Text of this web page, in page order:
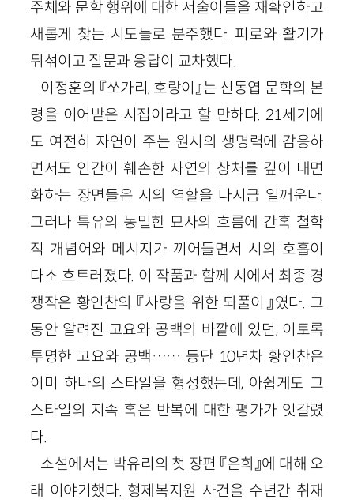
주체와 문학 행위에 대한 서술어들을 재확인하고
새롭게 찾는 시도들로 분주했다. 피로와 활기가
뒤섞이고 질문과 응답이 교차했다.
이정훈의 『쏘가리, 호랑이』는 신동엽 문학의 본
령을 이어받은 시집이라고 할 만하다. 21세기에
도 여전히 자연이 주는 원시의 생명력에 감응하
면서도 인간이 훼손한 자연의 상처를 깊이 내면
화하는 장면들은 시의 역할을 다시금 일깨운다.
그러나 특유의 농밀한 묘사의 흐름에 간혹 철학
적 개념어와 메시지가 끼어들면서 시의 호흡이
다소 흐트러졌다. 이 작품과 함께 시에서 최종 경
쟁작은 황인찬의 『사랑을 위한 되풀이』였다. 그
동안 알려진 고요와 공백의 바깥에 있던, 이토록
투명한 고요와 공백…… 등단 10년차 황인찬은
이미 하나의 스타일을 형성했는데, 아쉽게도 그
스타일의 지속 혹은 반복에 대한 평가가 엇갈렸
다.
소설에서는 박유리의 첫 장편 『은희』에 대해 오
래 이야기했다. 형제복지원 사건을 수년간 취재